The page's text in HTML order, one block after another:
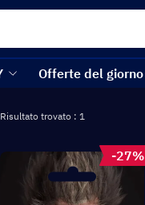
Offerte del giorno
Risultato trovato : 1
-27%